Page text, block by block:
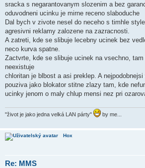
sracka s negarantovanym slozenim a bez
oduvodneni ucinku je mirne receno slaboduche
Dal bych v zivote nesel do neceho s timhle
agresivni reklamy zalozene na zazracnosti.
A zatreti, kde se slibuje lecebny ucinek bez
neco kurva spatne.
Zactvrte, kde se slibuje ucinek na vsechno,
neexistuje
chloritan je blbost a asi preklep. A
pouziva jako blokator stitne zlazy tam, kde
ucinky jenom o maly chlup mensi nez pri
"život je jako jedna velká LAN párty" by me...
Hox
Re: MMS